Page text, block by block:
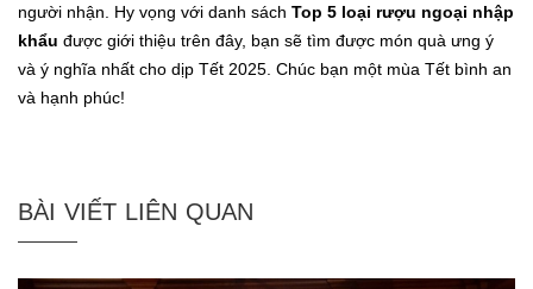
người nhận. Hy vọng với danh sách Top 5 loại rượu ngoại nhập
khẩu được giới thiệu trên đây, bạn sẽ tìm được món quà ưng ý
và ý nghĩa nhất cho dịp Tết 2025. Chúc bạn một mùa Tết bình an
và hạnh phúc!
BÀI VIẾT LIÊN QUAN